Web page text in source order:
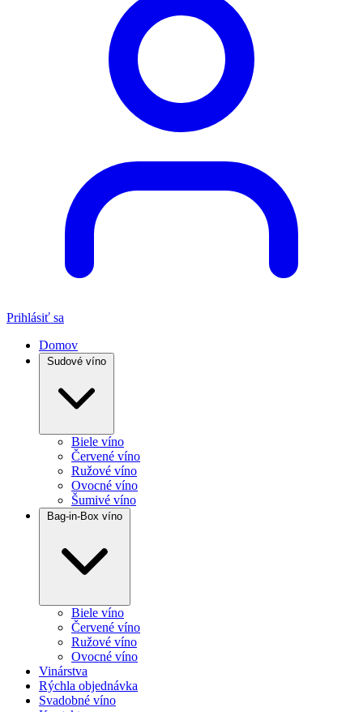
Prihlásiť sa
Domov
Sudové víno
Biele víno
Červené víno
Ružové víno
Ovocné víno
Šumivé víno
Bag-in-Box víno
Biele víno
Červené víno
Ružové víno
Ovocné víno
Vinárstva
Rýchla objednávka
Svadobné víno